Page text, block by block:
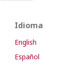
Idioma
English
Español